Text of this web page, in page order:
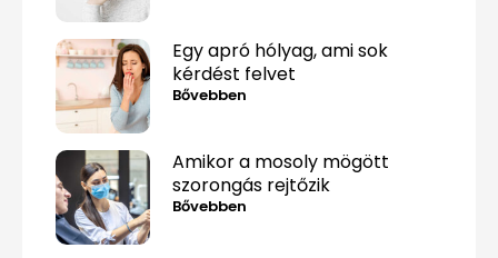
Egy apró hólyag, ami sok
kérdést felvet
Bővebben
Amikor a mosoly mögött
szorongás rejtőzik
Bővebben